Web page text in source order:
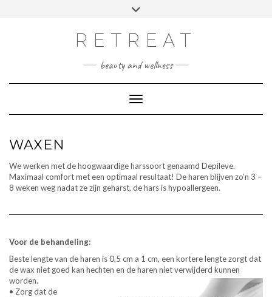
Afspraak maken
RETREAT
beauty and wellness
Toggle navigatie
WAXEN
We werken met de hoogwaardige harssoort genaamd Depileve.
Maximaal comfort met een optimaal resultaat! De haren blijven zo’n 3 –
8 weken weg nadat ze zijn geharst, de hars is hypoallergeen.
Voor de behandeling:
Beste lengte van de haren is 0,5 cm a 1 cm, een kortere lengte zorgt dat
de wax niet goed kan hechten en de haren niet verwijderd kunnen
worden.
• Zorg dat de